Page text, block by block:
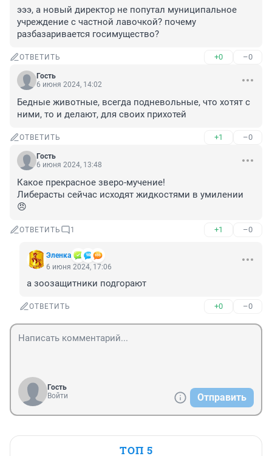
эээ, а новый директор не попутал муниципальное
учреждение с частной лавочкой? почему
разбазаривается госимущество?
ОТВЕТИТЬ +0 –0
Гость
6 июня 2024, 14:02
Бедные животные, всегда подневольные, что хотят с
ними, то и делают, для своих прихотей
ОТВЕТИТЬ +1 –0
Гость
6 июня 2024, 13:48
Какое прекрасное зверо-мучение!
Либерасты сейчас исходят жидкостями в умилении
😠
ОТВЕТИТЬ 1 +1 –0
Эленка
6 июня 2024, 17:06
а зоозащитники подгорают
ОТВЕТИТЬ +0 –0
Гость
Войти
Отправить
ТОП 5